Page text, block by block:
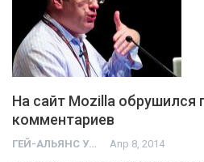
На сайт Mozilla
комментариев
ГЕЙ-АЛЬЯНС УКРАИНА Апр 8, 2014